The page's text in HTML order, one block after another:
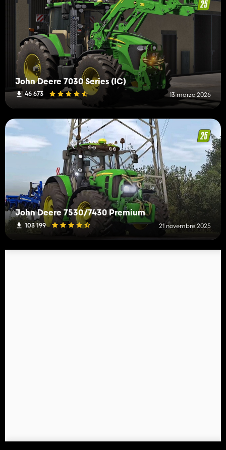
John Deere 7030 Series (IC)
46 673 13 marzo 2026
John Deere 7530/7430 Premium
103 199 21 novembre 2025